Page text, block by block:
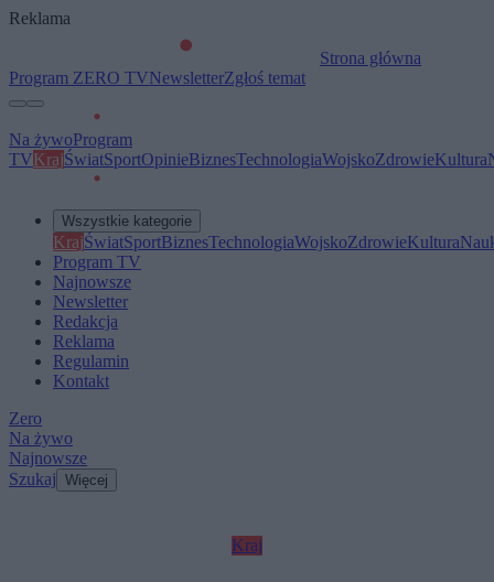
Reklama
Strona główna
Program ZERO TVNewsletterZgłoś temat
Na żywoProgram
TVKrajŚwiatSportOpinieBiznesTechnologiaWojskoZdrowieKultura
Wszystkie kategorie
KrajŚwiatSportBiznesTechnologiaWojskoZdrowieKultura
Program TV
Najnowsze
Newsletter
Redakcja
Reklama
Regulamin
Kontakt
Zero
Na żywo
Najnowsze
Szukaj Więcej
Kraj